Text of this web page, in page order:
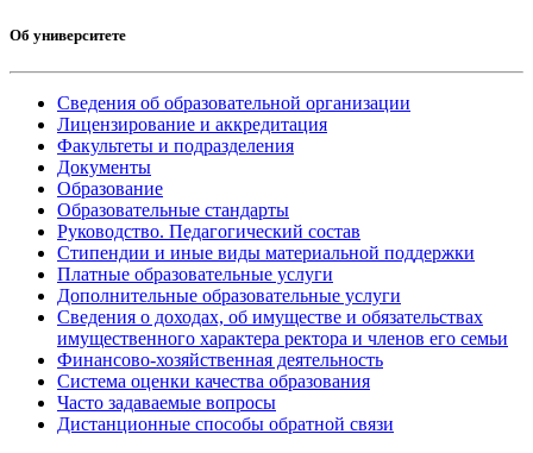
Об университете
Сведения об образовательной организации
Лицензирование и аккредитация
Факультеты и подразделения
Документы
Образование
Образовательные стандарты
Руководство. Педагогический состав
Стипендии и иные виды материальной поддержки
Платные образовательные услуги
Дополнительные образовательные услуги
Сведения о доходах, об имуществе и обязательствах
имущественного характера ректора и членов его семьи
Финансово-хозяйственная деятельность
Система оценки качества образования
Часто задаваемые вопросы
Дистанционные способы обратной связи